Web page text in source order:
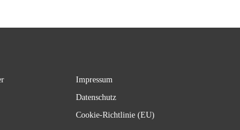
Impressum
Datenschutz
Cookie-Richtlinie (EU)